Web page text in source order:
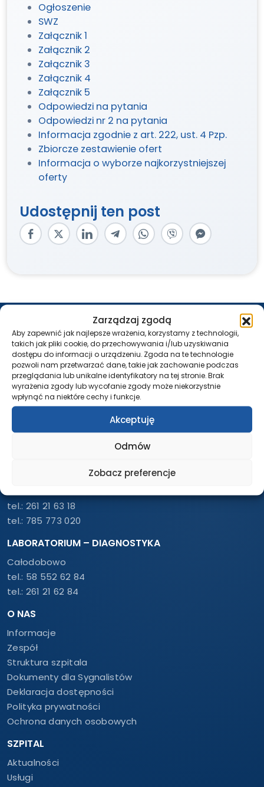
Zarządzaj zgodą
Aby zapewnić jak najlepsze wrażenia, korzystamy z technologii,
takich jak pliki cookie, do przechowywania i/lub uzyskiwania
dostępu do informacji o urządzeniu. Zgoda na te technologie
pozwoli nam przetwarzać dane, takie jak zachowanie podczas
przeglądania lub unikalne identyfikatory na tej stronie. Brak
wyrażenia zgody lub wycofanie zgody może niekorzystnie
wpłynąć na niektóre cechy i funkcje.
Akceptuję
Odmów
Zobacz preferencje
Ogłoszenie
SWZ
Załącznik 1
Załącznik 2
Załącznik 3
Załącznik 4
Załącznik 5
Odpowiedzi na pytania
Odpowiedzi nr 2 na pytania
Informacja zgodnie z art. 222, ust. 4 Pzp.
Zbiorcze zestawienie ofert
Informacja o wyborze najkorzystniejszej
oferty
Udostępnij ten post
REJESTRACJA – PRZYCHODNIA
Pon. – Pt.: 7:30 – 18:00
tel.:58 500 46 10
tel.:261 21 46 10
USG / RTG / TK / REZONANS
Pon. – Pt.: 7:30 – 18:00
tel.:261 21 62 60
tel.: 261 21 63 18
tel.: 785 773 020
LABORATORIUM – DIAGNOSTYKA
Całodobowo
tel.: 58 552 62 84
tel.: 261 21 62 84
O NAS
Informacje
Zespół
Struktura szpitala
Dokumenty dla Sygnalistów
Deklaracja dostępności
Polityka prywatności
Ochrona danych osobowych
SZPITAL
Aktualności
Usługi